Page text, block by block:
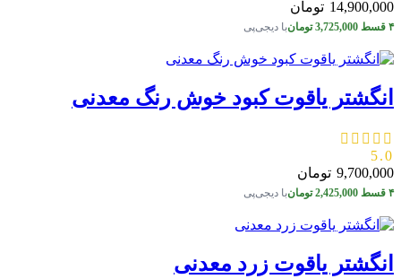
14,900,000 تومان
۴ قسط 3,725,000 تومانبا دیجی‌پی
انگشتر یاقوت کبود خوش رنگ معدنی
5.0
9,700,000 تومان
۴ قسط 2,425,000 تومانبا دیجی‌پی
انگشتر یاقوت زرد معدنی